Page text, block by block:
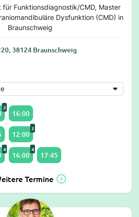
Funktionsdiagnostik/CMD, Master
Dysfunktion (CMD) in
Braunschweig
38124 Braunschweig
2
16:00
12:00
2
4
16:00
4
17:45
Termine